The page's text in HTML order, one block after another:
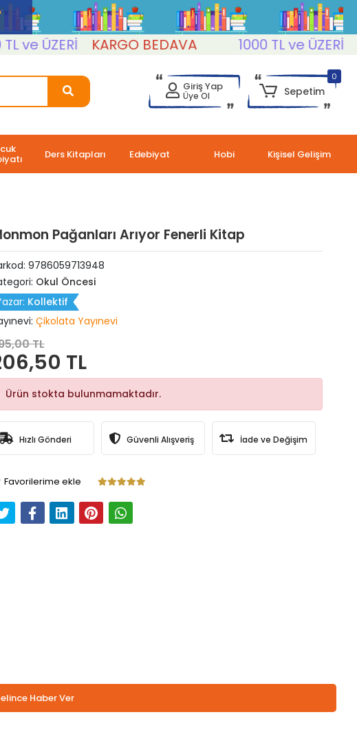
ÜZERİ KARGO BEDAVA 1000 TL ve ÜZERİ
Giriş Yap
Üye Ol
0
Sepetim
Ders Kitapları Edebiyat Hobi Kişisel Gelişim
Pağanları Arıyor Fenerli Kitap
9786059713948
Okul Öncesi
Kollektif
Çikolata Yayınevi
TL
TL
Ürün stokta bulunmamaktadır.
Hızlı Gönderi Güvenli Alışveriş İade ve Değişim
Favorilerime ekle
Haber Ver